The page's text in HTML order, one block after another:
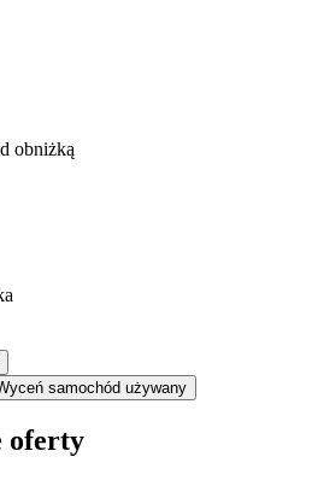
obniżką
samochód używany
oferty